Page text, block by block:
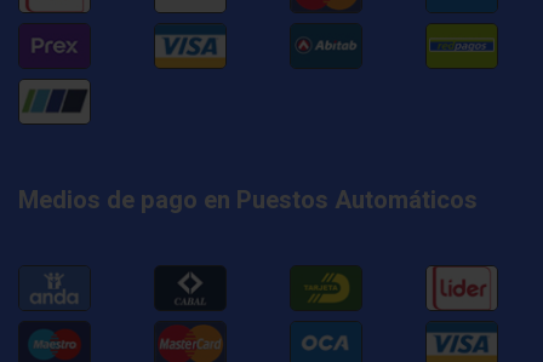
Medios de pago en Puestos Automáticos